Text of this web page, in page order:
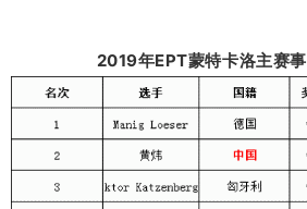
2019年EPT蒙特卡洛主赛